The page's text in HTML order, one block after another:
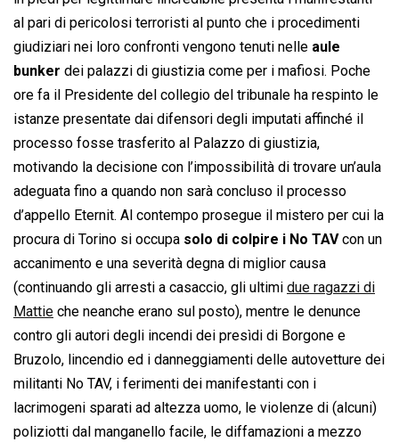
al pari di pericolosi terroristi al punto che i procedimenti
giudiziari nei loro confronti vengono tenuti nelle aule
bunker dei palazzi di giustizia come per i mafiosi. Poche
ore fa il Presidente del collegio del tribunale ha respinto le
istanze presentate dai difensori degli imputati affinché il
processo fosse trasferito al Palazzo di giustizia,
motivando la decisione con l’impossibilità di trovare un’aula
adeguata fino a quando non sarà concluso il processo
d’appello Eternit. Al contempo prosegue il mistero per cui la
procura di Torino si occupa solo di colpire i No TAVcon un
accanimento e una severità degna di miglior causa
(continuando gli arresti a casaccio, gli ultimi due ragazzi di
Mattie che neanche erano sul posto), mentre le denunce
contro gli autori degli incendi dei presìdi di Borgone e
Bruzolo, lincendio ed i danneggiamenti delle autovetture dei
militanti No TAV, i ferimenti dei manifestanti con i
lacrimogeni sparati ad altezza uomo, le violenze di (alcuni)
poliziotti dal manganello facile, le diffamazioni a mezzo